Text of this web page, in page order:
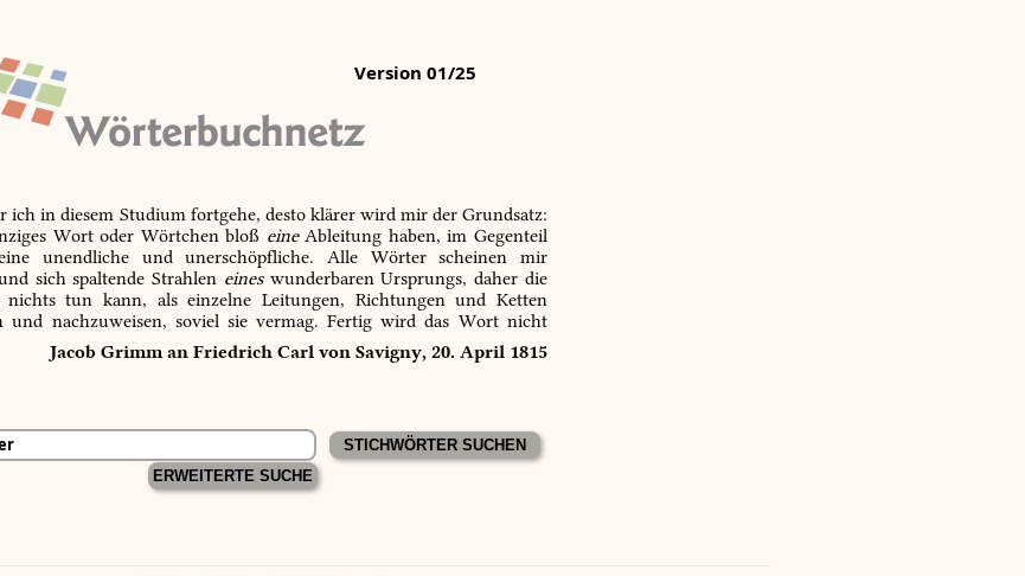
Version 01/25
ich in diesem Studium fortgehe, desto klärer wird mir der Grundsatz:
Wort oder Wörtchen bloß eineAbleitung haben, im Gegenteil
unendliche und unerschöpfliche. Alle Wörter scheinen mir
sich spaltende Strahlen eineswunderbaren Ursprungs, daher die
nichts tun kann, als einzelne Leitungen, Richtungen und Ketten
und nachzuweisen, soviel sie vermag. Fertig wird das Wort nicht
Jacob Grimm an Friedrich Carl von Savigny, 20. April 1815
ERWEITERTE SUCHE